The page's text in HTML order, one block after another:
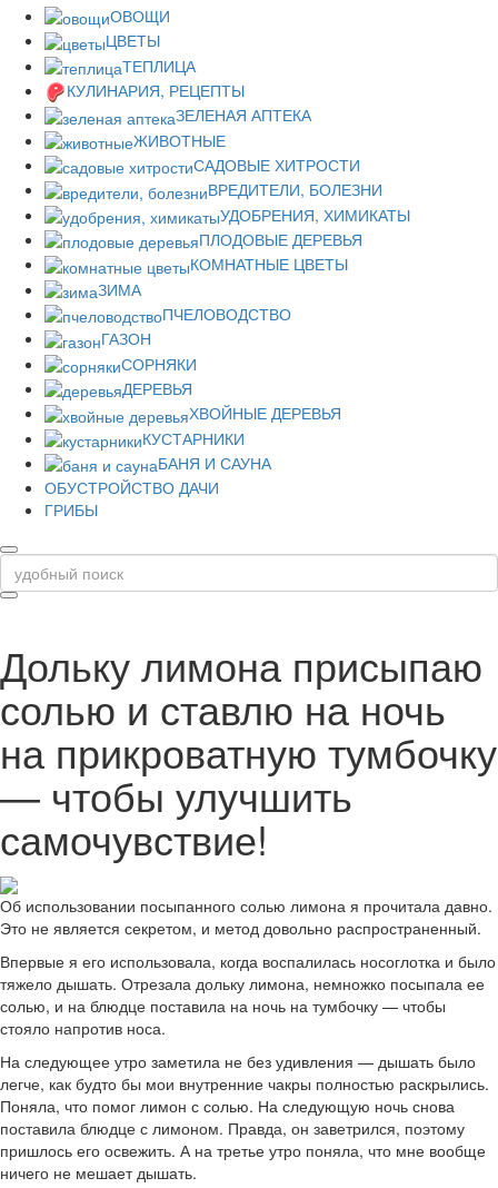
ОВОЩИ
ЦВЕТЫ
ТЕПЛИЦА
КУЛИНАРИЯ, РЕЦЕПТЫ
ЗЕЛЕНАЯ АПТЕКА
ЖИВОТНЫЕ
САДОВЫЕ ХИТРОСТИ
ВРЕДИТЕЛИ, БОЛЕЗНИ
УДОБРЕНИЯ, ХИМИКАТЫ
ПЛОДОВЫЕ ДЕРЕВЬЯ
КОМНАТНЫЕ ЦВЕТЫ
ЗИМА
ПЧЕЛОВОДСТВО
ГАЗОН
СОРНЯКИ
ДЕРЕВЬЯ
ХВОЙНЫЕ ДЕРЕВЬЯ
КУСТАРНИКИ
БАНЯ И САУНА
ОБУСТРОЙСТВО ДАЧИ
ГРИБЫ
Дольку лимона присыпаю
солью и ставлю на ночь
на прикроватную тумбочку
— чтобы улучшить
самочувствие!
Об использовании посыпанного солью лимона я прочитала давно.
Это не является секретом, и метод довольно распространенный.
Впервые я его использовала, когда воспалилась носоглотка и было
тяжело дышать. Отрезала дольку лимона, немножко посыпала ее
солью, и на блюдце поставила на ночь на тумбочку — чтобы
стояло напротив носа.
На следующее утро заметила не без удивления — дышать было
легче, как будто бы мои внутренние чакры полностью раскрылись.
Поняла, что помог лимон с солью. На следующую ночь снова
поставила блюдце с лимоном. Правда, он заветрился, поэтому
пришлось его освежить. А на третье утро поняла, что мне вообще
ничего не мешает дышать.